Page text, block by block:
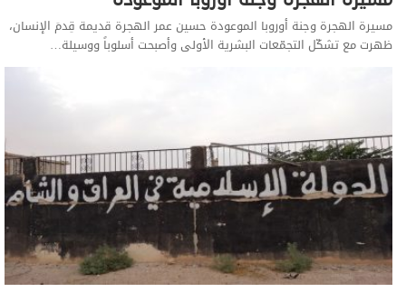
مسيرة الهجرة وجنة أوروبا الموعودة حسين عمر الهجرة قديمة قِدمَ الإنسان،
ظهرت مع تشكّل التجمّعات البشرية الأولى وأصبحت أسلوباً ووسيلة…